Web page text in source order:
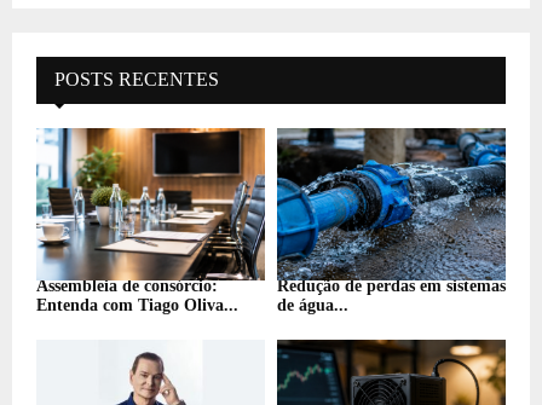
POSTS RECENTES
Assembleia de consórcio:
Entenda com Tiago Oliva...
Redução de perdas em sistemas
de água...